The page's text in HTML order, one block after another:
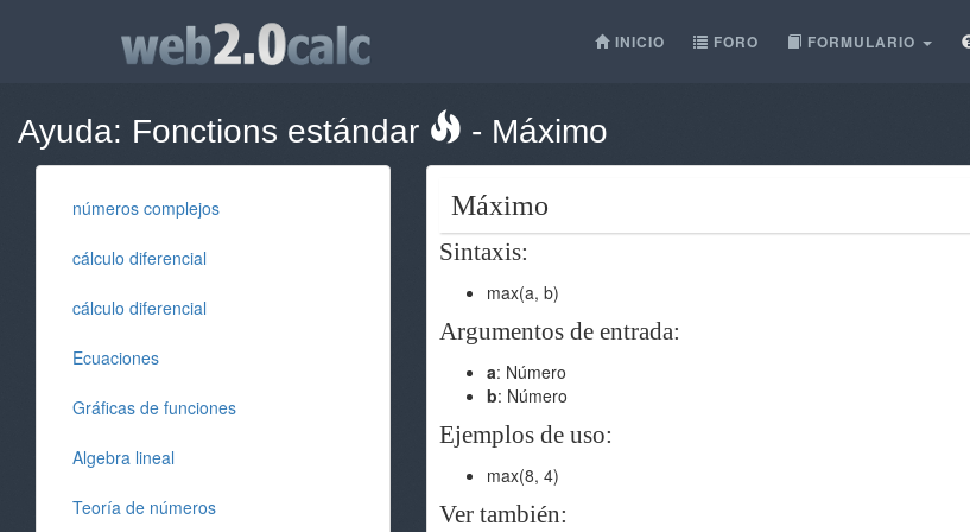
INICIO FORO FORMULARIO
Ayuda: Fonctions estándar - Máximo
números complejos
cálculo diferencial
cálculo diferencial
Ecuaciones
Gráficas de funciones
Algebra lineal
Teoría de números
Máximo
Sintaxis:
max(a, b)
Argumentos de entrada:
a: Número
b: Número
Ejemplos de uso:
max(8, 4)
Ver también: